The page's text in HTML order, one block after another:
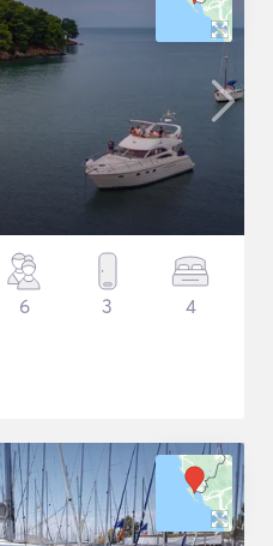
6 3 4